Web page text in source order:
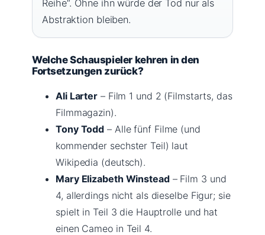
Reihe“. Ohne ihn würde der Tod nur als
Abstraktion bleiben.
Welche Schauspieler kehren in den
Fortsetzungen zurück?
Ali Larter – Film 1 und 2 (Filmstarts, das
Filmmagazin).
Tony Todd – Alle fünf Filme (und
kommender sechster Teil) laut
Wikipedia (deutsch).
Mary Elizabeth Winstead– Film 3 und
4, allerdings nicht als dieselbe Figur; sie
spielt in Teil 3 die Hauptrolle und hat
einen Cameo in Teil 4.